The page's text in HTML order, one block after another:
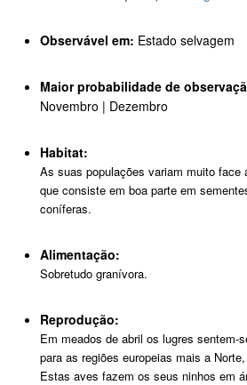
Observável em: Estado selvagem
Maior probabilidade de
Novembro | Dezembro
Habitat:
As suas populações variam muito face
que consiste em boa parte em
coníferas.
Alimentação:
Sobretudo granívora.
Reprodução:
Em meados de abril os lugres sentem-
para as regiões europeias mais a
Estas aves fazem os seus ninhos em